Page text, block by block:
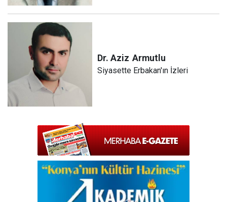
Dr. Aziz Armutlu
Siyasette Erbakan'ın İzleri